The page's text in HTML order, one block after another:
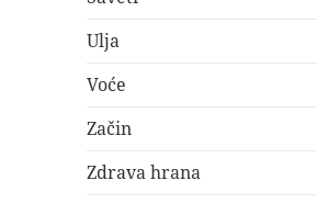
Ulja
Voće
Začin
Zdrava hrana